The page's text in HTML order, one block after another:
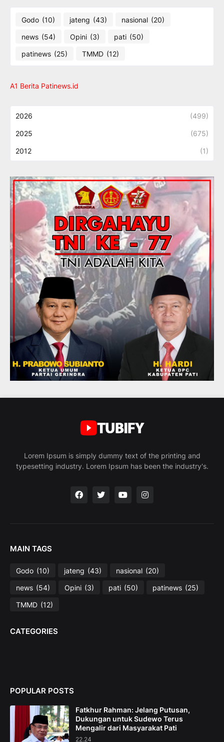
Godo (10) jateng (43) nasional (20)
news (54) Opini (3) pati (50)
patinews (25) TMMD (12)
A1 Berita Patinews.id
2026 (499)
2025 (675)
2012 (1)
Lorem Ipsum is simply dummy text of the printing and
typesetting industry. Lorem Ipsum has been the industry's.
MAIN TAGS
Godo (10) jateng (43) nasional (20)
news (54) Opini (3) pati (50) patinews (25)
TMMD (12)
CATEGORIES
POPULAR POSTS
Fatkhur Rahman: Jelang Putusan,
Dukungan untuk Sudewo Terus
Mengalir dari Masyarakat Pati
22.24